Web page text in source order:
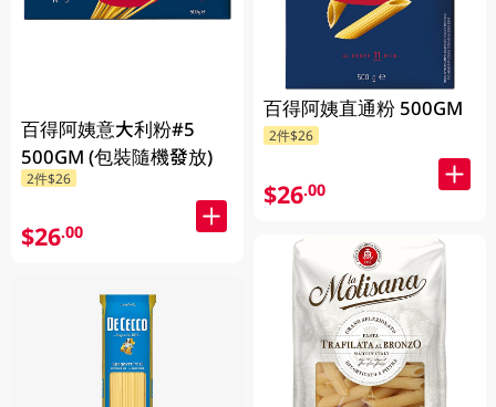
百得阿姨意大利粉#5
500GM (包裝隨機發放)
2件$26
$26.00
百得阿姨直通粉 500GM
2件$26
$26.00